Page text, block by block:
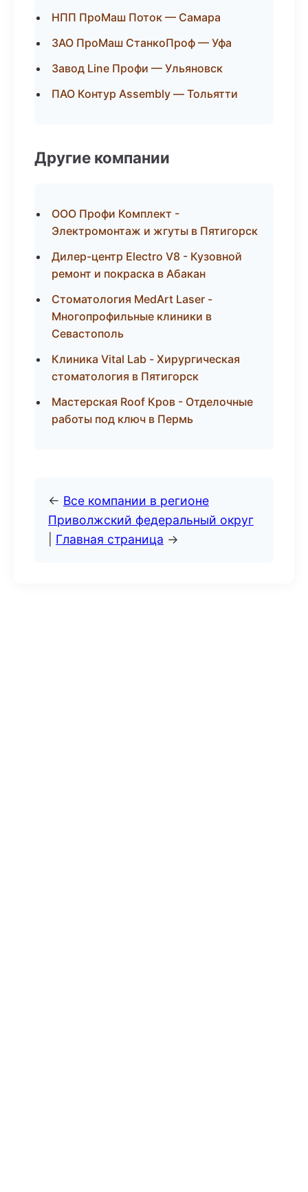
НПП ПроМаш Поток — Самара
ЗАО ПроМаш СтанкоПроф — Уфа
Завод Line Профи — Ульяновск
ПАО Контур Assembly — Тольятти
Другие компании
ООО Профи Комплект -
Электромонтаж и жгуты в Пятигорск
Дилер-центр Electro V8 - Кузовной
ремонт и покраска в Абакан
Стоматология MedArt Laser -
Многопрофильные клиники в
Севастополь
Клиника Vital Lab - Хирургическая
стоматология в Пятигорск
Мастерская Roof Кров - Отделочные
работы под ключ в Пермь
← Все компании в регионе
Приволжский федеральный округ
Главная страница →